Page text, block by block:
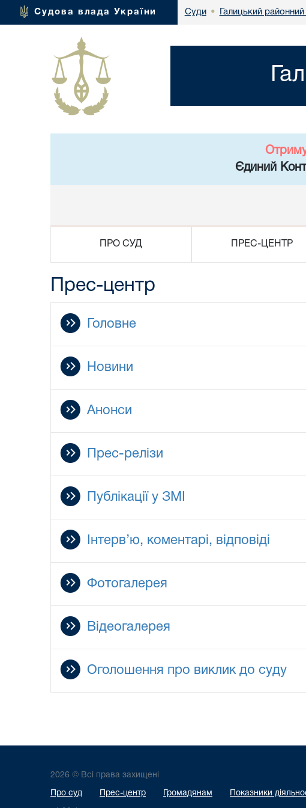
Судова влада України Суди • Галицький
Єдиний
ПРО СУД ПРЕС-ЦЕНТР
Прес-центр
Головне
Новини
Анонси
Прес-релізи
Публікації у ЗМІ
Інтерв’ю, коментарі, відповіді
Фотогалерея
Відеогалерея
Оголошення про виклик до суду
2026 © Всі права захищені
Про суд Прес-центр Громадянам Показники